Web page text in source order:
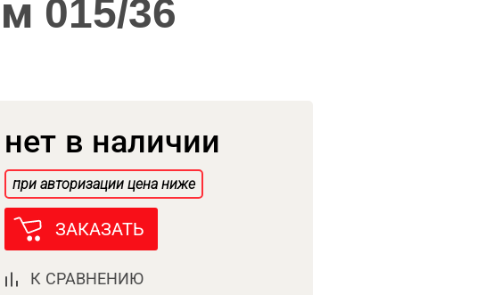
015/36
нет в наличии
при авторизации цена ниже
ЗАКАЗАТЬ
К СРАВНЕНИЮ